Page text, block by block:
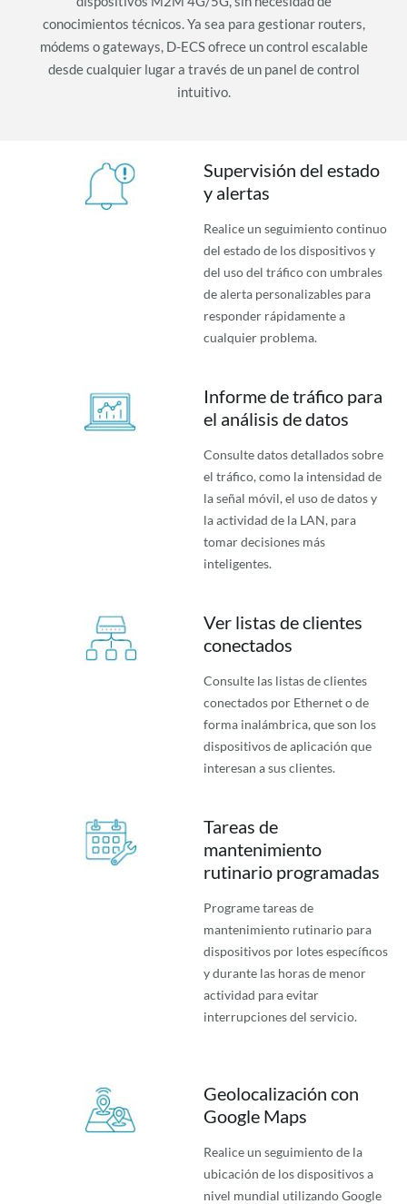
conocimientos técnicos. Ya sea para gestionar routers,
módems o gateways, D-ECS ofrece un control escalable
desde cualquier lugar a través de un panel de control
intuitivo.
Supervisión del estado
y alertas
Realice un seguimiento continuo
del estado de los dispositivos y
del uso del tráfico con umbrales
de alerta personalizables para
responder rápidamente a
cualquier problema.
Informe de tráfico para
el análisis de datos
Consulte datos detallados sobre
el tráfico, como la intensidad de
la señal móvil, el uso de datos y
la actividad de la LAN, para
tomar decisiones más
inteligentes.
Ver listas de clientes
conectados
Consulte las listas de clientes
conectados por Ethernet o de
forma inalámbrica, que son los
dispositivos de aplicación que
interesan a sus clientes.
Tareas de
mantenimiento
rutinario programadas
Programe tareas de
mantenimiento rutinario para
dispositivos por lotes específicos
y durante las horas de menor
actividad para evitar
interrupciones del servicio.
Geolocalización con
Google Maps
Realice un seguimiento de la
ubicación de los dispositivos a
nivel mundial utilizando Google